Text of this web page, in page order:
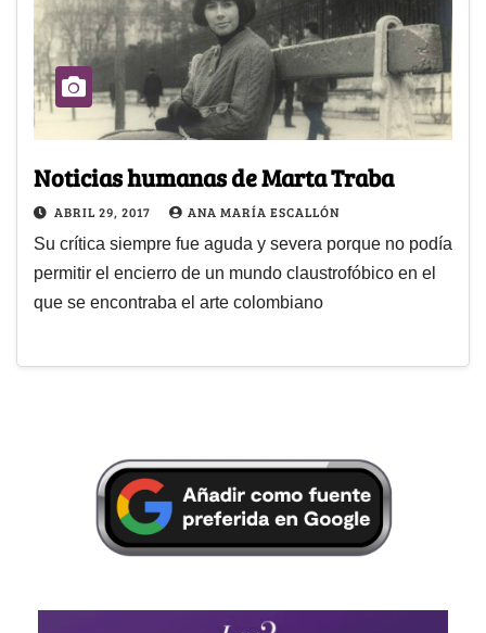
Noticias humanas de Marta Traba
ABRIL 29, 2017 ANA MARÍA ESCALLÓN
Su crítica siempre fue aguda y severa porque no podía
permitir el encierro de un mundo claustrofóbico en el
que se encontraba el arte colombiano